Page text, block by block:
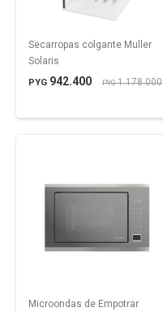
Secarropas colgante Muller
Solaris
PYG 942.400 PYG1.178.000
Microondas de Empotrar